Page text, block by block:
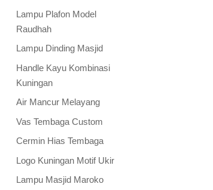
Lampu Plafon Model
Raudhah
Lampu Dinding Masjid
Handle Kayu Kombinasi
Kuningan
Air Mancur Melayang
Vas Tembaga Custom
Cermin Hias Tembaga
Logo Kuningan Motif Ukir
Lampu Masjid Maroko